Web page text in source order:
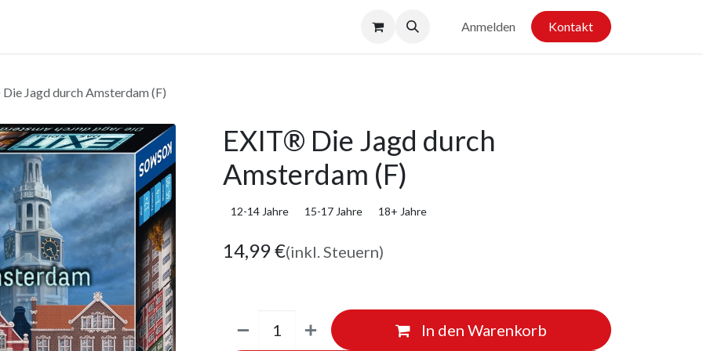
Anmelden Kontakt
Jagd durch Amsterdam (F)
EXIT® Die Jagd durch
Amsterdam (F)
12-14 Jahre 15-17 Jahre 18+ Jahre
14,99€(inkl. Steuern)
In den Warenkorb